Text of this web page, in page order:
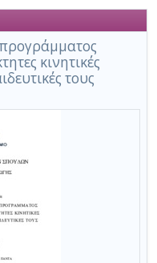
κινητικές
τους